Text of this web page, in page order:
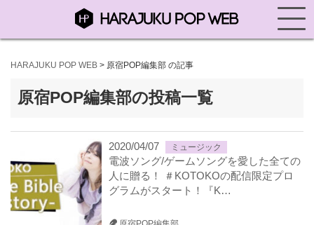
HARAJUKU POP WEB > 原宿POP編集部 の記事
原宿POP編集部の投稿一覧
2020/04/07 ミュージック
電波ソング/ゲームソングを愛した全ての
人に贈る！ ＃KOTOKOの配信限定プロ
グラムがスタート！『K…